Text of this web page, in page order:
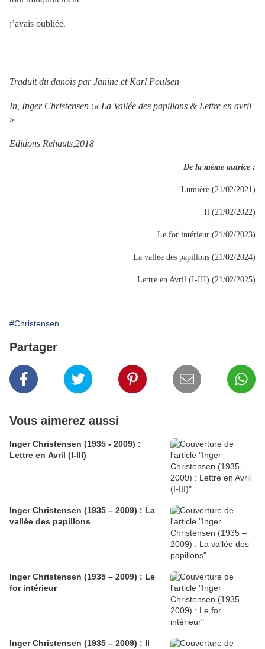
j’avais oubliée.
Traduit du danois par Janine et Karl Poulsen
In, Inger Christensen :« La Vallée des papillons & Lettre en avril
»
Editions Rehauts,2018
De la même autrice :
Lumière (21/02/2021)
Il (21/02/2022)
Le for intérieur (21/02/2023)
La vallée des papillons (21/02/2024)
Lettre en Avril (I-III) (21/02/2025)
#Christensen
Partager
Vous aimerez aussi
Inger Christensen (1935 - 2009) :
Lettre en Avril (I-III)
Inger Christensen (1935 – 2009) : La
vallée des papillons
Inger Christensen (1935 – 2009) : Le
for intérieur
Inger Christensen (1935 – 2009) : Il